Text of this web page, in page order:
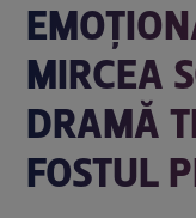
MIRCEA
DRAMĂ
FOSTUL